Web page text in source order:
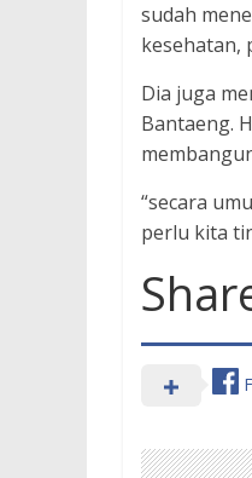
sudah
kesehatan,
Dia juga
Bantaeng.
“secara
perlu kita